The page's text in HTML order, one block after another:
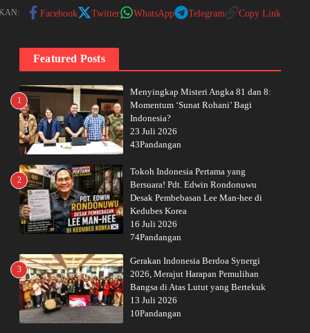
Facebook Twitter WhatsApp Telegram Copy Link
Featured Posts
1
Menyingkap Misteri Angka 81 dan 8:
Momentum ‘Sunat Rohani’ Bagi
Indonesia?
23 Juli 2026
43Pandangan
2
Tokoh Indonesia Pertama yang
Bersuara! Pdt. Edwin Rondonuwu
Desak Pembebasan Lee Man-hee di
Kedubes Korea
16 Juli 2026
74Pandangan
3
Gerakan Indonesia Berdoa Synergi
2026, Merajut Harapan Pemulihan
Bangsa di Atas Lutut yang Bertekuk
13 Juli 2026
10Pandangan